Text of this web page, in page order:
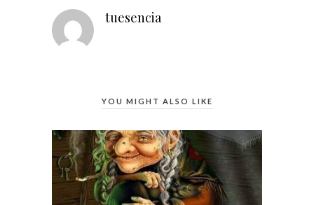
tuesencia
YOU MIGHT ALSO LIKE